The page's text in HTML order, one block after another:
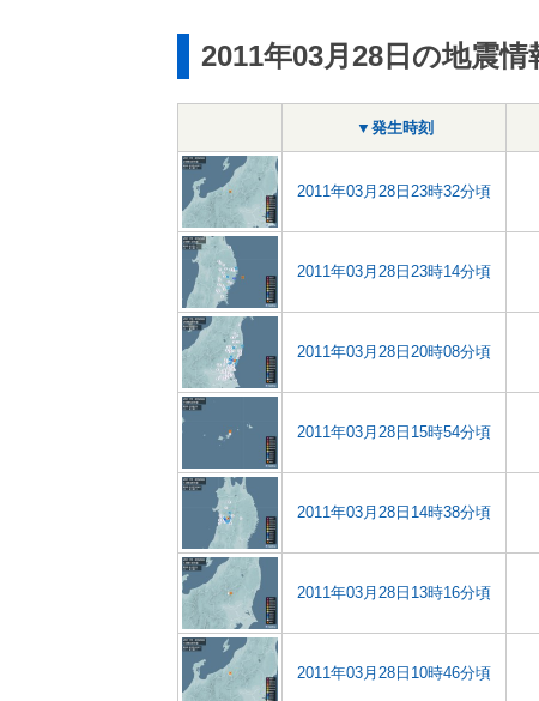
2011年03月28日の地震情
▼発生時刻
2011年03月28日23時32分頃
2011年03月28日23時14分頃
2011年03月28日20時08分頃
2011年03月28日15時54分頃
2011年03月28日14時38分頃
2011年03月28日13時16分頃
2011年03月28日10時46分頃